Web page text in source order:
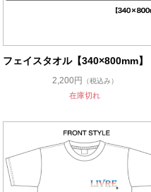
フェイスタオル【340×800mm】
2,200円 （税込み）
在庫切れ